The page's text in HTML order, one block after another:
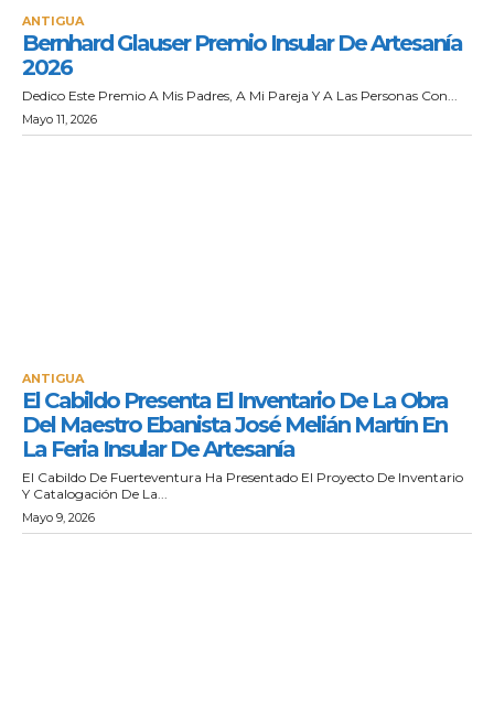
ANTIGUA
Bernhard Glauser Premio Insular De Artesanía
2026
Dedico Este Premio A Mis Padres, A Mi Pareja Y A Las Personas Con...
Mayo 11, 2026
ANTIGUA
El Cabildo Presenta El Inventario De La Obra
Del Maestro Ebanista José Melián Martín En
La Feria Insular De Artesanía
El Cabildo De Fuerteventura Ha Presentado El Proyecto De Inventario
Y Catalogación De La...
Mayo 9, 2026